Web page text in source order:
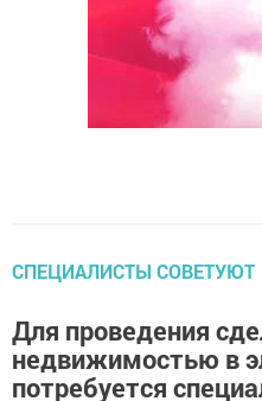
СПЕЦИАЛИСТЫ СОВЕТУЮТ
Для проведения
недвижимостью в
потребуется